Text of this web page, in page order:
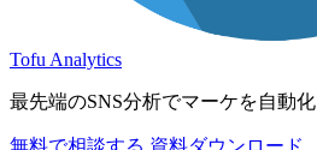
Tofu Analytics
最先端のSNS分析でマーケを自動化
無料で相談する 資料ダウンロード